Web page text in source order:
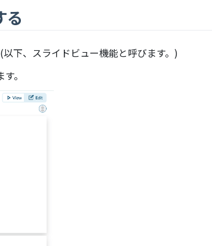
る
下、スライドビュー機能と呼びます。)
。